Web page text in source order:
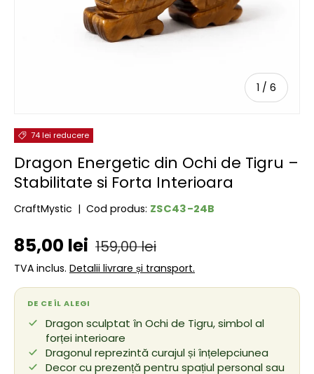
1 / de
6
74 lei reducere
Dragon Energetic din Ochi de Tigru –
Stabilitate si Forta Interioara
CraftMystic | Cod produs: ZSC43-24B
Preț de vânzare
85,00 lei Preț obișnuit
159,00 lei
TVA inclus. Detalii livrare și transport.
DE CE ÎL ALEGI
Dragon sculptat în Ochi de Tigru, simbol al
forței interioare
Dragonul reprezintă curajul și înțelepciunea
Decor cu prezență pentru spațiul personal sau